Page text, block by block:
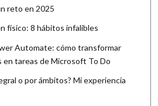
reto en 2025
físico: 8 hábitos infalibles
Automate: cómo transformar
en tareas de Microsoft To Do
o por ámbitos? Mi experiencia